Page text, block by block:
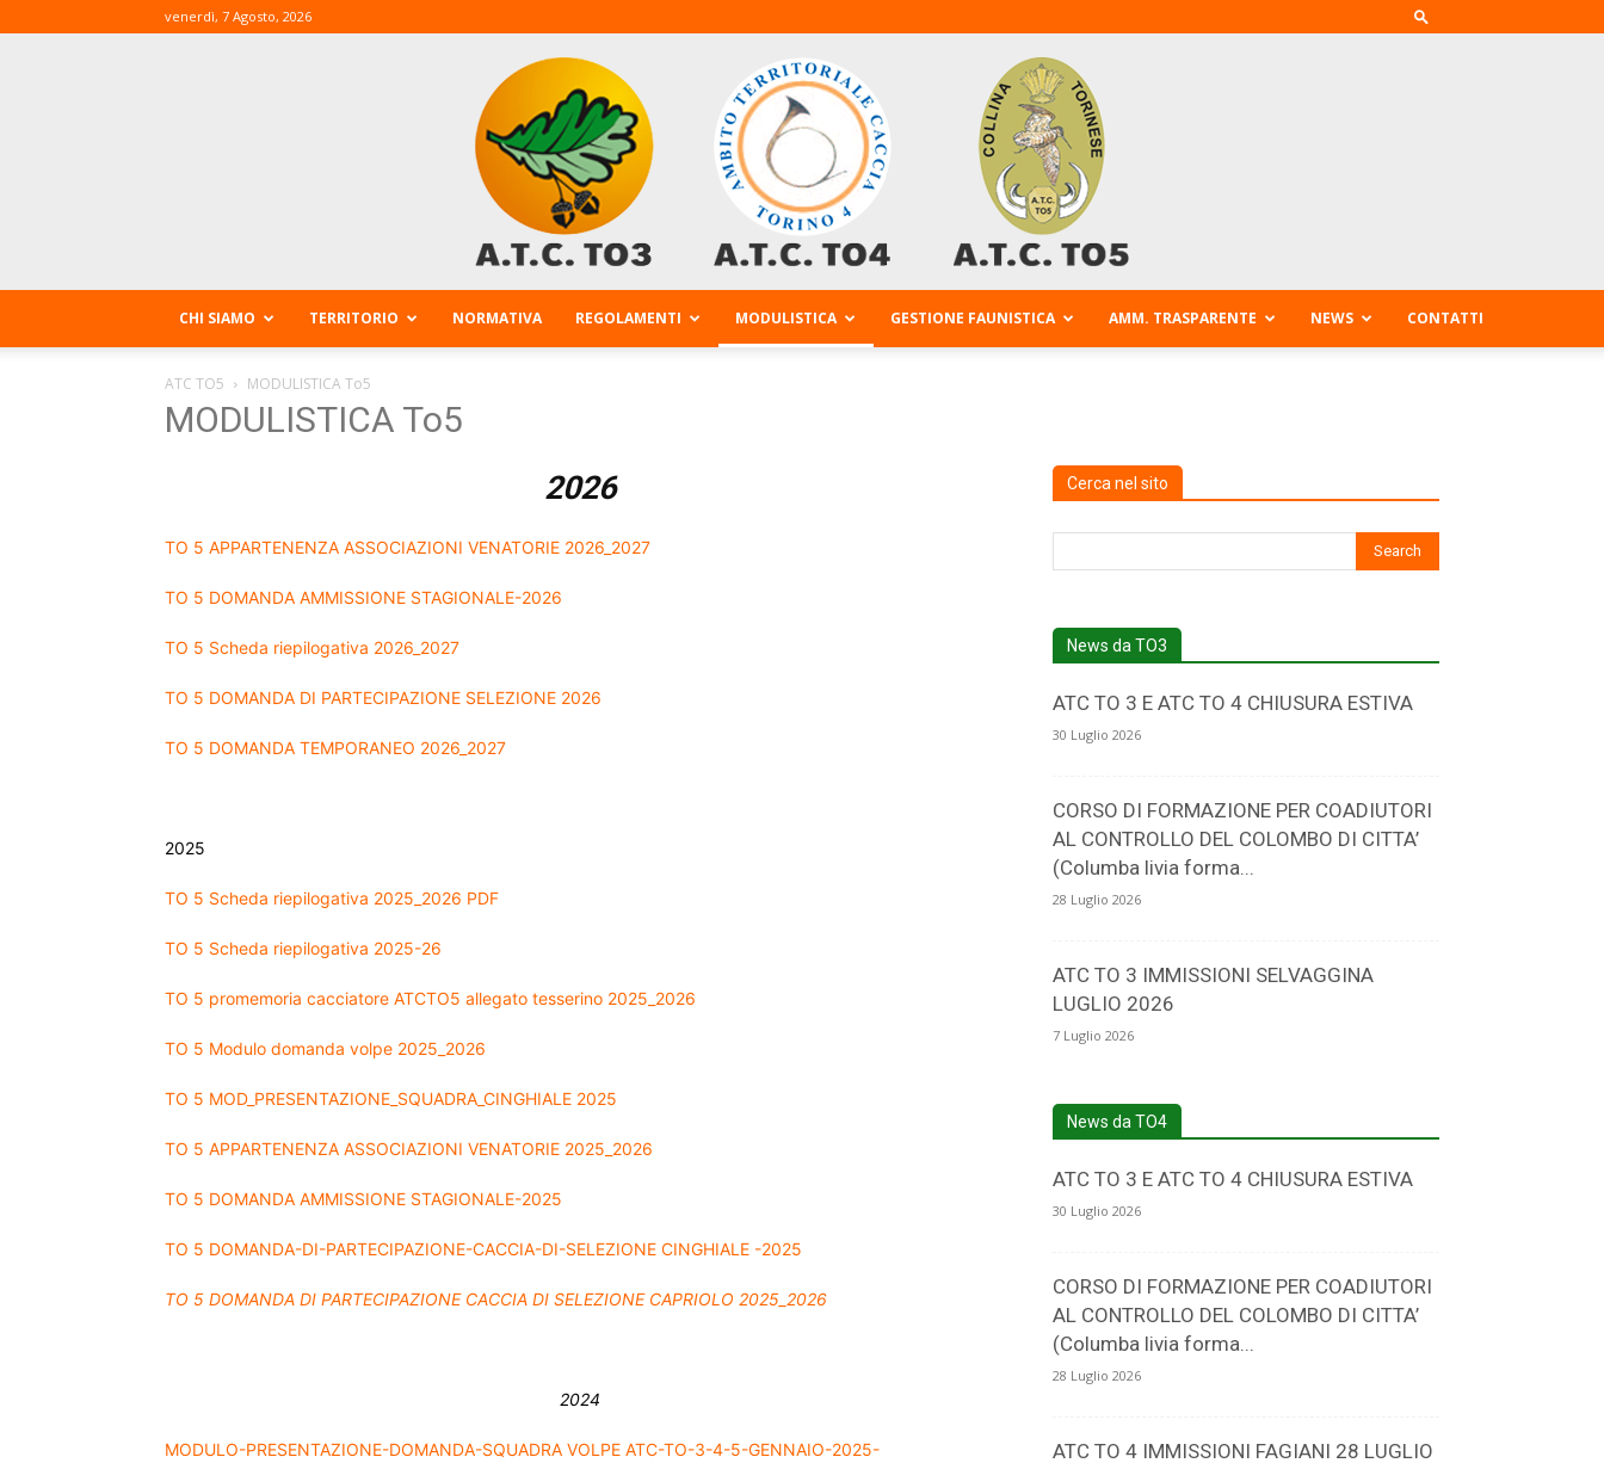
venerdì, 7 Agosto, 2026
AtcTo
CHI SIAMO TERRITORIO NORMATIVA REGOLAMENTI MODULISTICA GESTIONE FAUNISTICA AMM. TRASPARENTE NEWS CONTATTI
ATC TO5 MODULISTICA To5
MODULISTICA To5
2026
TO 5 APPARTENENZA ASSOCIAZIONI VENATORIE 2026_2027
TO 5 DOMANDA AMMISSIONE STAGIONALE-2026
TO 5 Scheda riepilogativa 2026_2027
TO 5 DOMANDA DI PARTECIPAZIONE SELEZIONE 2026
TO 5 DOMANDA TEMPORANEO 2026_2027
2025
TO 5 Scheda riepilogativa 2025_2026 PDF
TO 5 Scheda riepilogativa 2025-26
TO 5 promemoria cacciatore ATCTO5 allegato tesserino 2025_2026
TO 5 Modulo domanda volpe 2025_2026
TO 5 MOD_PRESENTAZIONE_SQUADRA_CINGHIALE 2025
TO 5 APPARTENENZA ASSOCIAZIONI VENATORIE 2025_2026
TO 5 DOMANDA AMMISSIONE STAGIONALE-2025
TO 5 DOMANDA-DI-PARTECIPAZIONE-CACCIA-DI-SELEZIONE CINGHIALE -2025
TO 5 DOMANDA DI PARTECIPAZIONE CACCIA DI SELEZIONE CAPRIOLO 2025_2026
2024
MODULO-PRESENTAZIONE-DOMANDA-SQUADRA VOLPE ATC-TO-3-4-5-GENNAIO-2025-
Cerca nel sito
News da TO3
ATC TO 3 E ATC TO 4 CHIUSURA ESTIVA
30 Luglio 2026
CORSO DI FORMAZIONE PER COADIUTORI
AL CONTROLLO DEL COLOMBO DI CITTA’
(Columba livia forma...
28 Luglio 2026
ATC TO 3 IMMISSIONI SELVAGGINA
LUGLIO 2026
7 Luglio 2026
News da TO4
ATC TO 3 E ATC TO 4 CHIUSURA ESTIVA
30 Luglio 2026
CORSO DI FORMAZIONE PER COADIUTORI
AL CONTROLLO DEL COLOMBO DI CITTA’
(Columba livia forma...
28 Luglio 2026
ATC TO 4 IMMISSIONI FAGIANI 28 LUGLIO